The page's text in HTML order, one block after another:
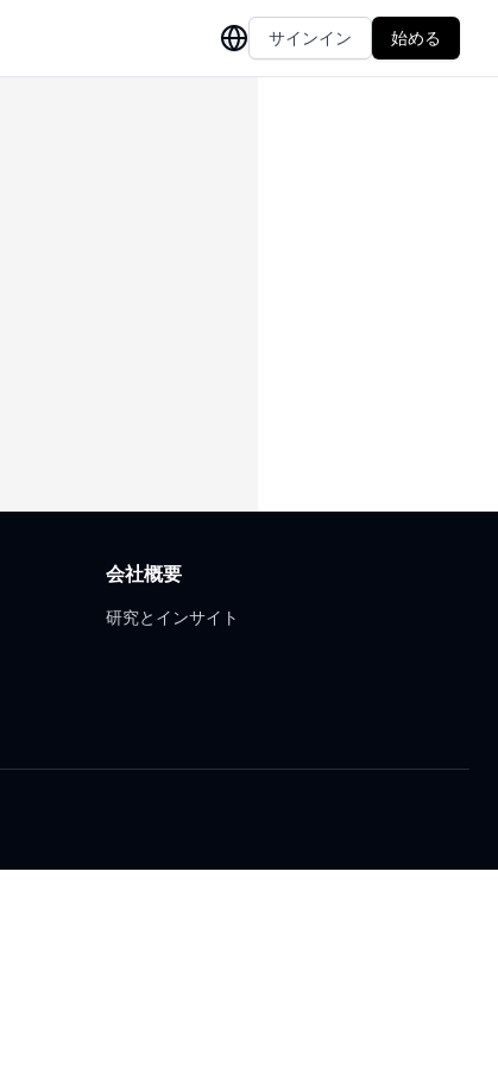
サインイン 始める
会社概要
研究とインサイト